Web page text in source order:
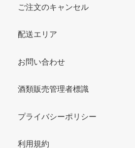
ご注文のキャンセル
配送エリア
お問い合わせ
酒類販売管理者標識
プライバシーポリシー
利用規約